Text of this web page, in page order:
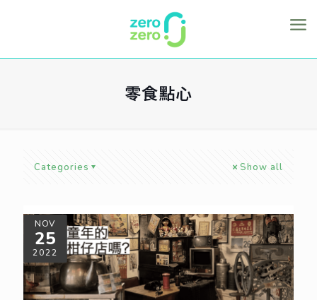
零食點心
Categories Show all
NOV
25
2022